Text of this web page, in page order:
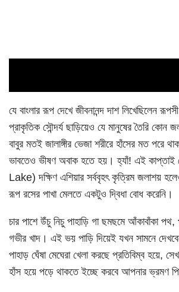
যে বাংলার রূপ দেখে জীবনানন্দ দাশ লিখেছিলেন
প্রাকৃতিক সৌন্দর্য ছাড়িয়েও যে মানুষের তৈরি কোন
বাবুর মতই জালাঙ্গীর ভেজা শরীরে হাঁসের মত পরে
ভাবতেও ভীষণ অবাক হতে হয়। হ্যাঁ! এই
Lake) দক্ষিণ এশিয়ার সর্ববৃহৎ কৃত্রিম জলাশয়
রূপ রসের পাখা মেলতে একটুও দ্বিধা বোধ করেনি।
চার পাশে উঁচু নিচু পাহাড়ি গা ছমছমে আঁকাবাঁকা
গভীর খাদ। এই ভয় পাড়ি দিয়েই যখন সামনে
পাহাড় ঘেঁষা মেঘেরা খেলা করছে প্রতিবিম্ব হয়ে,
হাঁস হয়ে পড়ে থাকতে ইচ্ছে করবে আপনার ভ্রমণ